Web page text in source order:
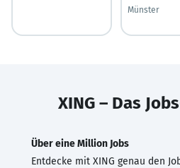
Münster
XING – Das
Über eine Million Jobs
Entdecke mit XING genau den